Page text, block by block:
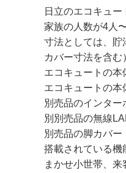
日立のエコキュ
家族の人数が4人
寸法としては、貯
カバー寸法を含む
エコキュートの本
エコキュートの本
別売品のインタ
別別売品の無線
別売品の脚カバー
搭載されている機
まかせ小世帯、